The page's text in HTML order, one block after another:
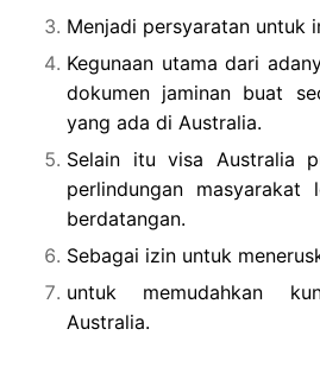
Menjadi persyaratan untuk
Kegunaan utama dari
dokumen jaminan buat
yang ada di Australia.
Selain itu visa Australia
perlindungan
berdatangan.
Sebagai izin untuk
untuk memudahkan
Australia.